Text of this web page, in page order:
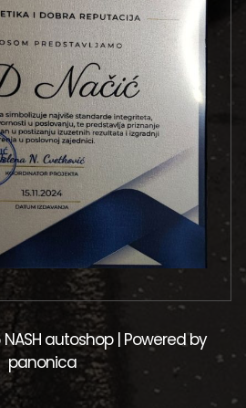
autoshop | Powered by
panonica